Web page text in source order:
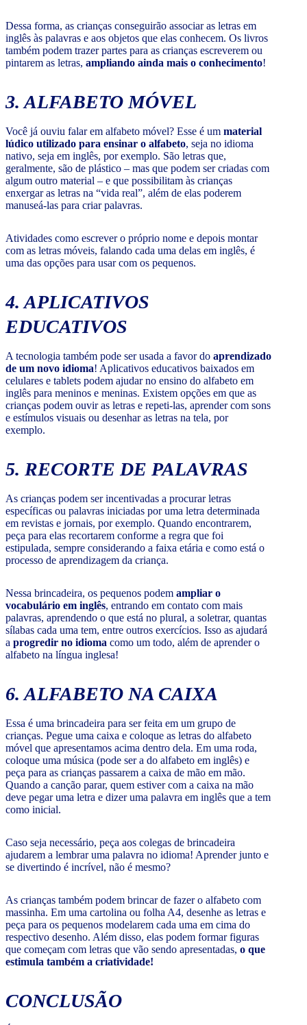
Dessa forma, as crianças conseguirão associar as letras em
inglês às palavras e aos objetos que elas conhecem. Os livros
também podem trazer partes para as crianças escreverem ou
pintarem as letras, ampliando ainda mais o conhecimento!
3. ALFABETO MÓVEL
Você já ouviu falar em alfabeto móvel? Esse é um material
lúdico utilizado para ensinar o alfabeto, seja no idioma
nativo, seja em inglês, por exemplo. São letras que,
geralmente, são de plástico – mas que podem ser criadas com
algum outro material – e que possibilitam às crianças
enxergar as letras na “vida real”, além de elas poderem
manuseá-las para criar palavras.
Atividades como escrever o próprio nome e depois montar
com as letras móveis, falando cada uma delas em inglês, é
uma das opções para usar com os pequenos.
4. APLICATIVOS
EDUCATIVOS
A tecnologia também pode ser usada a favor do aprendizado
de um novo idioma! Aplicativos educativos baixados em
celulares e tablets podem ajudar no ensino do alfabeto em
inglês para meninos e meninas. Existem opções em que as
crianças podem ouvir as letras e repeti-las, aprender com sons
e estímulos visuais ou desenhar as letras na tela, por
exemplo.
5. RECORTE DE PALAVRAS
As crianças podem ser incentivadas a procurar letras
específicas ou palavras iniciadas por uma letra determinada
em revistas e jornais, por exemplo. Quando encontrarem,
peça para elas recortarem conforme a regra que foi
estipulada, sempre considerando a faixa etária e como está o
processo de aprendizagem da criança.
Nessa brincadeira, os pequenos podem ampliar o
vocabulário em inglês, entrando em contato com mais
palavras, aprendendo o que está no plural, a soletrar, quantas
sílabas cada uma tem, entre outros exercícios. Isso as ajudará
a progredir no idioma como um todo, além de aprender o
alfabeto na língua inglesa!
6. ALFABETO NA CAIXA
Essa é uma brincadeira para ser feita em um grupo de
crianças. Pegue uma caixa e coloque as letras do alfabeto
móvel que apresentamos acima dentro dela. Em uma roda,
coloque uma música (pode ser a do alfabeto em inglês) e
peça para as crianças passarem a caixa de mão em mão.
Quando a canção parar, quem estiver com a caixa na mão
deve pegar uma letra e dizer uma palavra em inglês que a tem
como inicial.
Caso seja necessário, peça aos colegas de brincadeira
ajudarem a lembrar uma palavra no idioma! Aprender junto e
se divertindo é incrível, não é mesmo?
As crianças também podem brincar de fazer o alfabeto com
massinha. Em uma cartolina ou folha A4, desenhe as letras e
peça para os pequenos modelarem cada uma em cima do
respectivo desenho. Além disso, elas podem formar figuras
que começam com letras que vão sendo apresentadas, o que
estimula também a criatividade!
CONCLUSÃO